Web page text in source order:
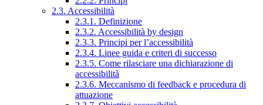
2.3. Accessibilità
2.3.1. Definizione
2.3.2. Accessibilità by design
2.3.3. Principi per l’accessibilità
2.3.4. Linee guida e criteri di successo
2.3.5. Come rilasciare una dichiarazione di
accessibilità
2.3.6. Meccanismo di feedback e procedura di
attuazione